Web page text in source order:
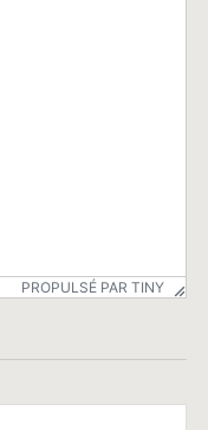
PROPULSÉ PAR TINY